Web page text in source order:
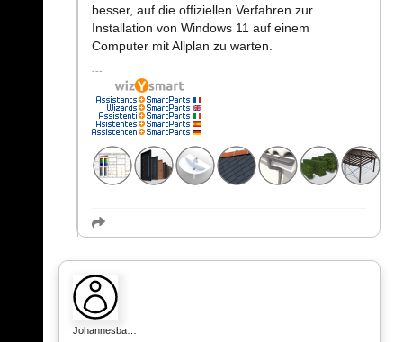
besser, auf die offiziellen Verfahren zur
Installation von Windows 11 auf einem
Computer mit Allplan zu warten.
Johannesba…